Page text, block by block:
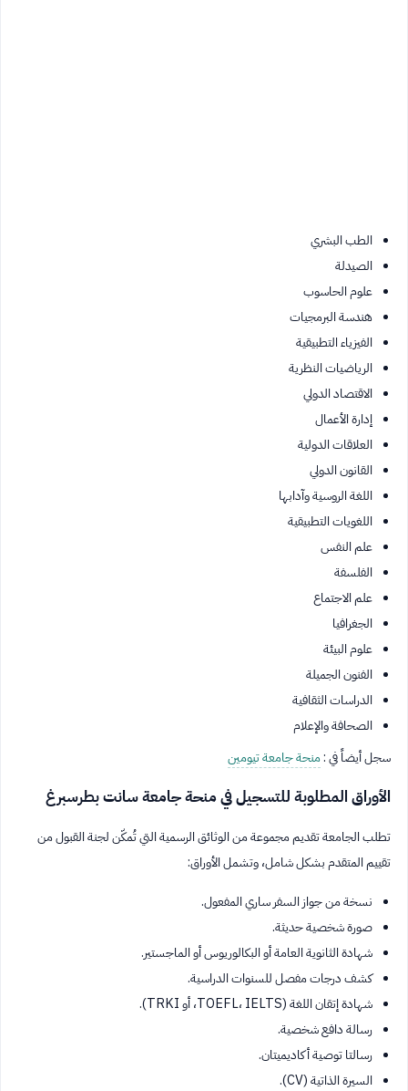
الطب البشري
الصيدلة
علوم الحاسوب
هندسة البرمجيات
الفيزياء التطبيقية
الرياضيات النظرية
الاقتصاد الدولي
إدارة الأعمال
العلاقات الدولية
القانون الدولي
اللغة الروسية وآدابها
اللغويات التطبيقية
علم النفس
الفلسفة
علم الاجتماع
الجغرافيا
علوم البيئة
الفنون الجميلة
الدراسات الثقافية
الصحافة والإعلام
سجل أيضاً في :منحة جامعة تيومين
الأوراق المطلوبة للتسجيل في منحة جامعة سانت بطرسبرغ
تطلب الجامعة تقديم مجموعة من الوثائق الرسمية التي تُمكّن لجنة القبول من
تقييم المتقدم بشكل شامل، وتشمل الأوراق:
نسخة من جواز السفر ساري المفعول.
صورة شخصية حديثة.
شهادة الثانوية العامة أو البكالوريوس أو الماجستير.
كشف درجات مفصل للسنوات الدراسية.
شهادة إتقان اللغة (TOEFL، IELTS، أو TRKI).
رسالة دافع شخصية.
رسالتا توصية أكاديميتان.
السيرة الذاتية (CV).